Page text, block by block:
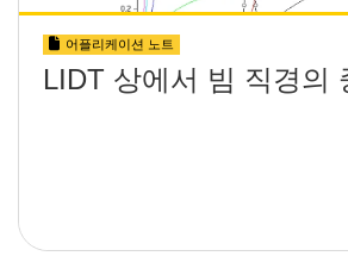
어플리케이션 노트
LIDT 상에서 빔 직경의